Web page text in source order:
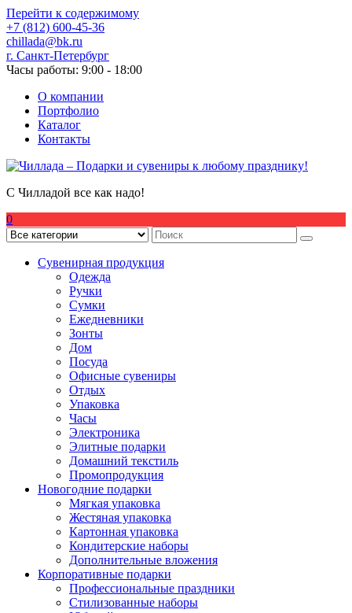
Перейти к содержимому
+7 (812) 600-45-36
chillada@bk.ru
г. Санкт-Петербург
Часы работы: 9:00 - 18:00
О компании
Портфолио
Каталог
Контакты
С Чилладой все как надо!
0
Сувенирная продукция
Одежда
Ручки
Сумки
Ежедневники
Зонты
Дом
Посуда
Офисные сувениры
Отдых
Упаковка
Часы
Электроника
Элитные подарки
Домашний текстиль
Промопродукция
Новогодние подарки
Мягкая упаковка
Жестяная упаковка
Картонная упаковка
Кондитерские наборы
Дополнительные вложения
Корпоративные подарки
Профессиональные праздники
Стилизованные наборы